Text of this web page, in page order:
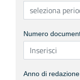
Numero
Anno di redazione